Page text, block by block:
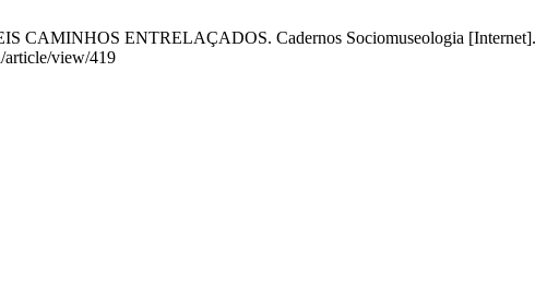
ENTRELAÇADOS. Cadernos Sociomuseologia [Internet].
article/view/419